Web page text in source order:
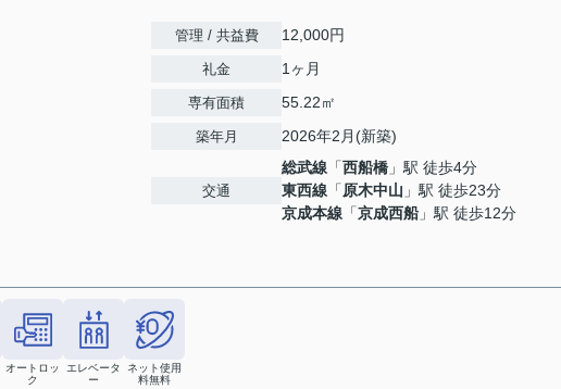
管理 / 共益費 12,000円
礼金 1ヶ月
専有面積 55.22㎡
築年月 2026年2月(新築)
交通
総武線 「西船橋 」駅 徒歩4分
東西線 「原木中山 」駅 徒歩23分
京成本線 「京成西船」駅 徒歩12分
オートロッ
ク
エレベータ
ー
ネット使用
料無料